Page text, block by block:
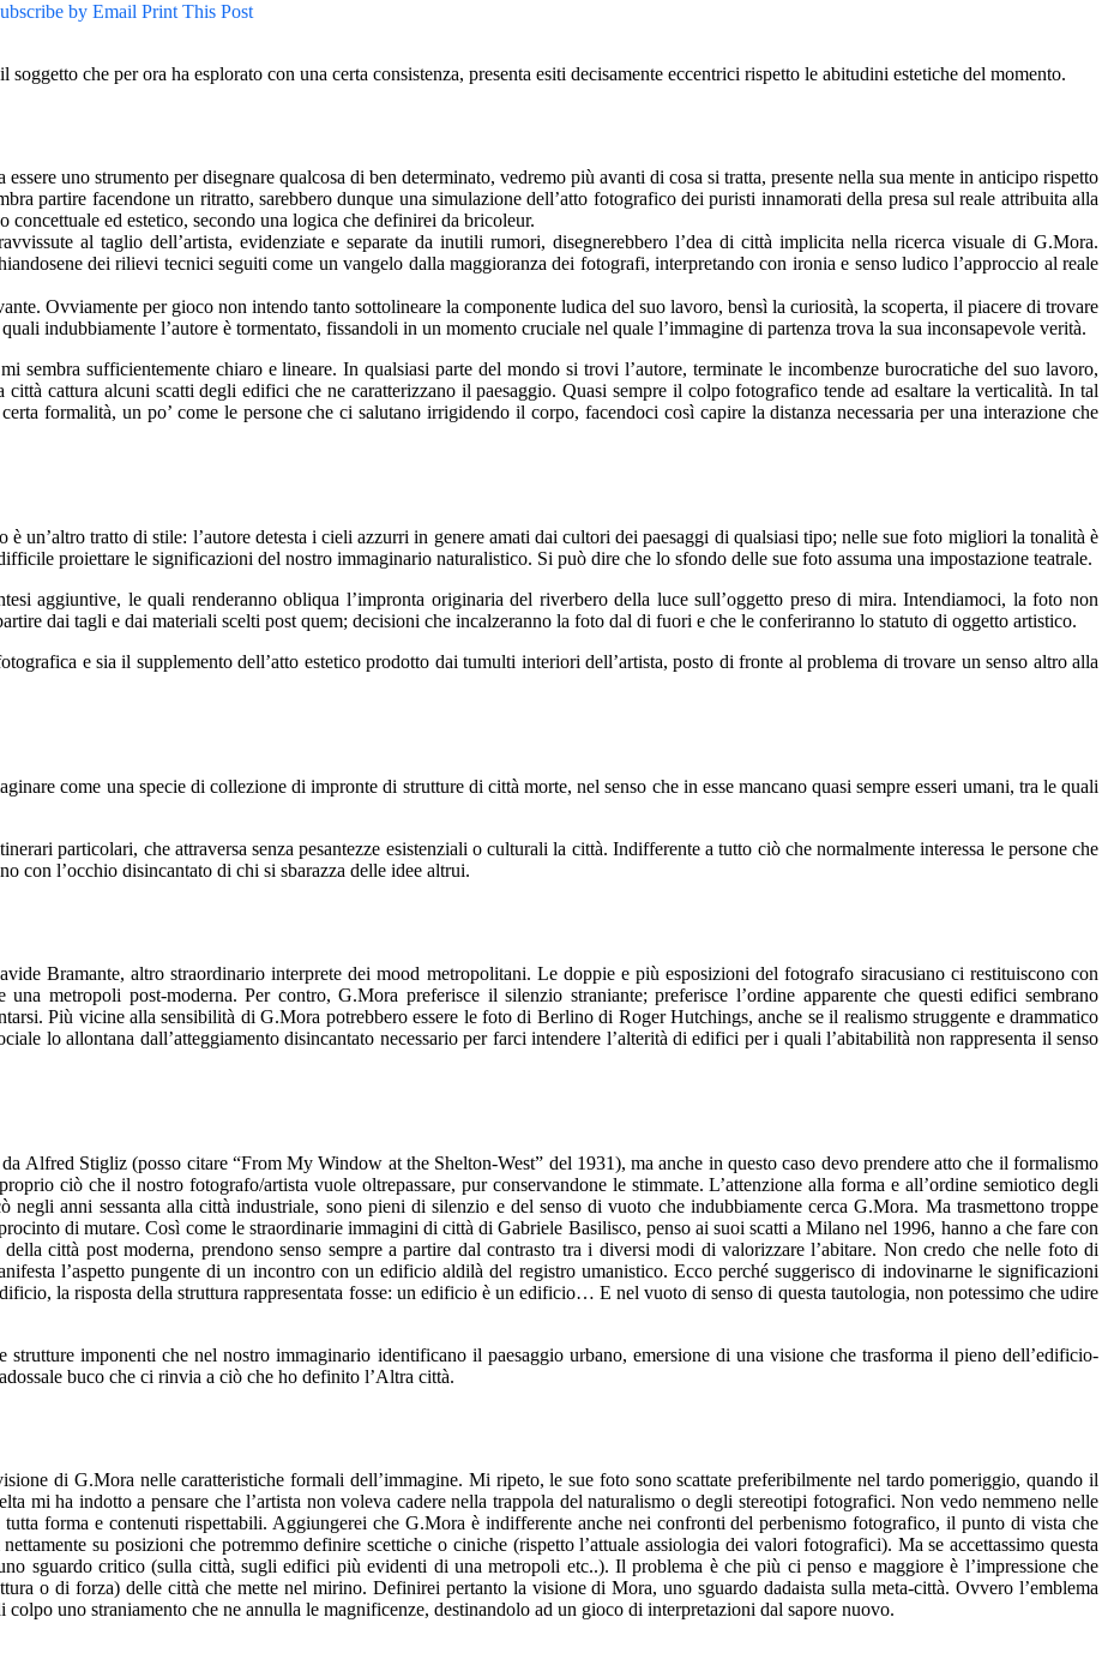
by Email Print This Post
che per ora ha esplorato con una certa consistenza, presenta esiti decisamente eccentrici rispetto le abitudini estetiche del momento.
uno strumento per disegnare qualcosa di ben determinato, vedremo più avanti di cosa si tratta, presente nella sua mente in anticipo rispetto
partire facendone un ritratto, sarebbero dunque una simulazione dell’atto fotografico dei puristi innamorati della presa sul reale attribuita alla
ed estetico, secondo una logica che definirei da bricoleur.
al taglio dell’artista, evidenziate e separate da inutili rumori, disegnerebbero l’dea di città implicita nella ricerca visuale di G.Mora.
dei rilievi tecnici seguiti come un vangelo dalla maggioranza dei fotografi, interpretando con ironia e senso ludico l’approccio al reale
Ovviamente per gioco non intendo tanto sottolineare la componente ludica del suo lavoro, bensì la curiosità, la scoperta, il piacere di trovare
indubbiamente l’autore è tormentato, fissandoli in un momento cruciale nel quale l’immagine di partenza trova la sua inconsapevole verità.
sembra sufficientemente chiaro e lineare. In qualsiasi parte del mondo si trovi l’autore, terminate le incombenze burocratiche del suo lavoro,
cattura alcuni scatti degli edifici che ne caratterizzano il paesaggio. Quasi sempre il colpo fotografico tende ad esaltare la verticalità. In tal
formalità, un po’ come le persone che ci salutano irrigidendo il corpo, facendoci così capire la distanza necessaria per una interazione che
un’altro tratto di stile: l’autore detesta i cieli azzurri in genere amati dai cultori dei paesaggi di qualsiasi tipo; nelle sue foto migliori la tonalità è
proiettare le significazioni del nostro immaginario naturalistico. Si può dire che lo sfondo delle sue foto assuma una impostazione teatrale.
aggiuntive, le quali renderanno obliqua l’impronta originaria del riverbero della luce sull’oggetto preso di mira. Intendiamoci, la foto non
dai tagli e dai materiali scelti post quem; decisioni che incalzeranno la foto dal di fuori e che le conferiranno lo statuto di oggetto artistico.
e sia il supplemento dell’atto estetico prodotto dai tumulti interiori dell’artista, posto di fronte al problema di trovare un senso altro alla
come una specie di collezione di impronte di strutture di città morte, nel senso che in esse mancano quasi sempre esseri umani, tra le quali
particolari, che attraversa senza pesantezze esistenziali o culturali la città. Indifferente a tutto ciò che normalmente interessa le persone che
con l’occhio disincantato di chi si sbarazza delle idee altrui.
Bramante, altro straordinario interprete dei mood metropolitani. Le doppie e più esposizioni del fotografo siracusiano ci restituiscono con
metropoli post-moderna. Per contro, G.Mora preferisce il silenzio straniante; preferisce l’ordine apparente che questi edifici sembrano
Più vicine alla sensibilità di G.Mora potrebbero essere le foto di Berlino di Roger Hutchings, anche se il realismo struggente e drammatico
lo allontana dall’atteggiamento disincantato necessario per farci intendere l’alterità di edifici per i quali l’abitabilità non rappresenta il senso
Alfred Stigliz (posso citare “From My Window at the Shelton-West” del 1931), ma anche in questo caso devo prendere atto che il formalismo
ciò che il nostro fotografo/artista vuole oltrepassare, pur conservandone le stimmate. L’attenzione alla forma e all’ordine semiotico degli
anni sessanta alla città industriale, sono pieni di silenzio e del senso di vuoto che indubbiamente cerca G.Mora. Ma trasmettono troppe
di mutare. Così come le straordinarie immagini di città di Gabriele Basilisco, penso ai suoi scatti a Milano nel 1996, hanno a che fare con
città post moderna, prendono senso sempre a partire dal contrasto tra i diversi modi di valorizzare l’abitare. Non credo che nelle foto di
l’aspetto pungente di un incontro con un edificio aldilà del registro umanistico. Ecco perché suggerisco di indovinarne le significazioni
la risposta della struttura rappresentata fosse: un edificio è un edificio… E nel vuoto di senso di questa tautologia, non potessimo che udire
strutture imponenti che nel nostro immaginario identificano il paesaggio urbano, emersione di una visione che trasforma il pieno dell’edificio-
buco che ci rinvia a ciò che ho definito l’Altra città.
di G.Mora nelle caratteristiche formali dell’immagine. Mi ripeto, le sue foto sono scattate preferibilmente nel tardo pomeriggio, quando il
mi ha indotto a pensare che l’artista non voleva cadere nella trappola del naturalismo o degli stereotipi fotografici. Non vedo nemmeno nelle
tutta forma e contenuti rispettabili. Aggiungerei che G.Mora è indifferente anche nei confronti del perbenismo fotografico, il punto di vista che
su posizioni che potremmo definire scettiche o ciniche (rispetto l’attuale assiologia dei valori fotografici). Ma se accettassimo questa
sguardo critico (sulla città, sugli edifici più evidenti di una metropoli etc..). Il problema è che più ci penso e maggiore è l’impressione che
o di forza) delle città che mette nel mirino. Definirei pertanto la visione di Mora, uno sguardo dadaista sulla meta-città. Ovvero l’emblema
uno straniamento che ne annulla le magnificenze, destinandolo ad un gioco di interpretazioni dal sapore nuovo.